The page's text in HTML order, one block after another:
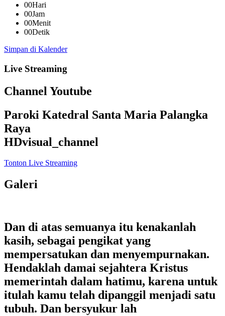
00Hari
00Jam
00Menit
00Detik
Simpan di Kalender
Live Streaming
Channel Youtube
Paroki Katedral Santa Maria Palangka
Raya
HDvisual_channel
Tonton Live Streaming
Galeri
Dan di atas semuanya itu kenakanlah
kasih, sebagai pengikat yang
mempersatukan dan menyempurnakan.
Hendaklah damai sejahtera Kristus
memerintah dalam hatimu, karena untuk
itulah kamu telah dipanggil menjadi satu
tubuh. Dan bersyukur lah